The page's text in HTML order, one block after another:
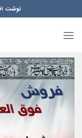
to
content
نوشت